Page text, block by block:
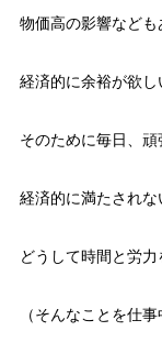
物価高の影響なども
経済的に余裕が欲し
そのために毎日、
経済的に満たされな
どうして時間と労
（そんなことを仕